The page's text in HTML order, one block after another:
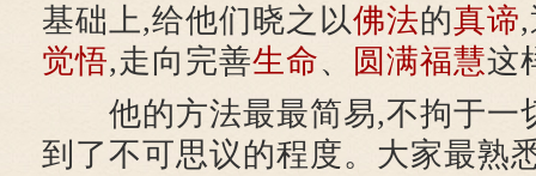
基础上,给他们晓之以佛法的真谛
觉悟,走向完善生命、 圆满福慧这
他的方法最最简易,不拘于一
到了不可思议的程度。大家最熟